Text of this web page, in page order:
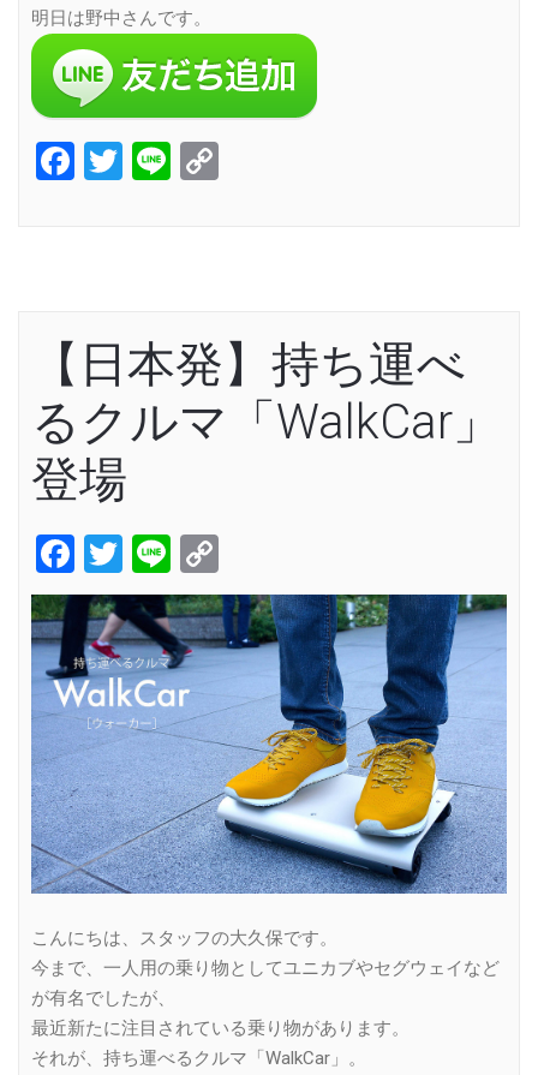
明日は野中さんです。
Facebook
Twitter
Line
【日本発】持ち運べ
るクルマ「WalkCar」
登場
Facebook
Twitter
Line
Link
こんにちは、スタッフの大久保です。
今まで、一人用の乗り物としてユニカブやセグウェイなど
が有名でしたが、
最近新たに注目されている乗り物があります。
それが、持ち運べるクルマ「WalkCar」。